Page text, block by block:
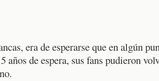
era de esperarse que en algún
de espera, sus fans pudieron